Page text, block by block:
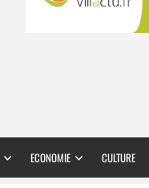
ECONOMIE CULTURE